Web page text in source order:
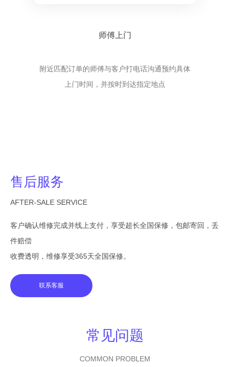
师傅上门
附近匹配订单的师傅与客户打电话沟通预约具体
上门时间，并按时到达指定地点
售后服务
AFTER-SALE SERVICE
客户确认维修完成并线上支付，享受超长全国保修，包邮寄回，丢
件赔偿
收费透明，维修享受365天全国保修。
联系客服
常见问题
COMMON PROBLEM